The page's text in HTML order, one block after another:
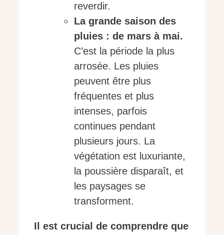
reverdir.
La grande saison des
pluies : de mars à mai.
C’est la période la plus
arrosée. Les pluies
peuvent être plus
fréquentes et plus
intenses, parfois
continues pendant
plusieurs jours. La
végétation est luxuriante,
la poussière disparaît, et
les paysages se
transforment.
Il est crucial de comprendre que